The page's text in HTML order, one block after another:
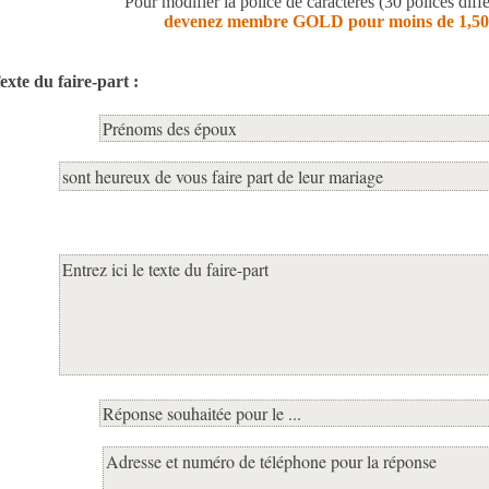
devenez membre GOLD pour moins de
du faire-part :